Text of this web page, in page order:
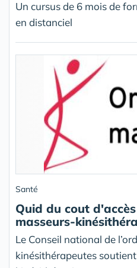
Un cursus de 6 mois de
en distanciel
Santé
Quid du cout
masseurs-
Le Conseil national de
kinésithérapeutes